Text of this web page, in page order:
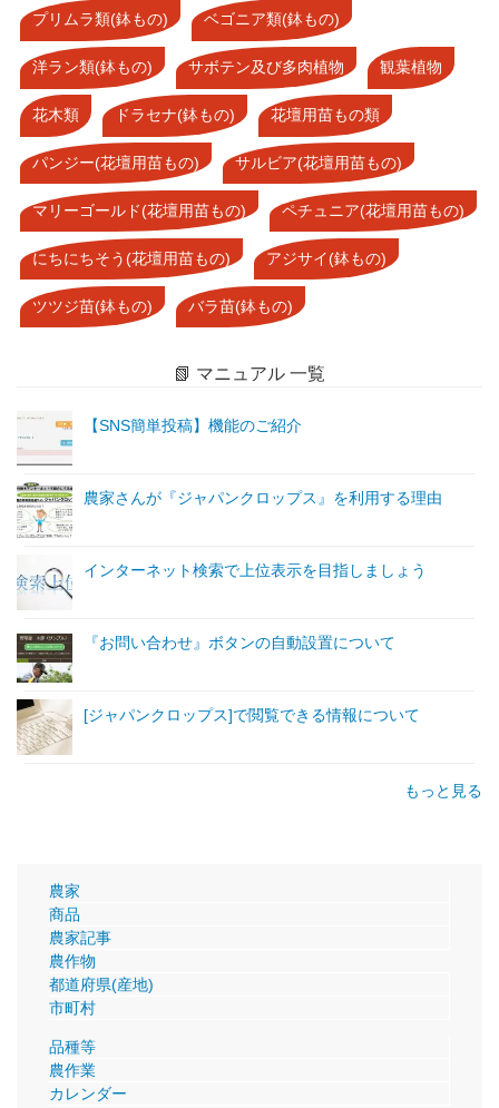
プリムラ類(鉢もの) ベゴニア類(鉢もの)
洋ラン類(鉢もの) サボテン及び多肉植物 観葉植物
花木類 ドラセナ(鉢もの) 花壇用苗もの類
パンジー(花壇用苗もの) サルビア(花壇用苗もの)
マリーゴールド(花壇用苗もの) ペチュニア(花壇用苗もの)
にちにちそう(花壇用苗もの) アジサイ(鉢もの)
ツツジ苗(鉢もの) バラ苗(鉢もの)
📗 マニュアル 一覧
【SNS簡単投稿】機能のご紹介
農家さんが『ジャパンクロップス』を利用する理由
インターネット検索で上位表示を目指しましょう
『お問い合わせ』ボタンの自動設置について
[ジャパンクロップス]で閲覧できる情報について
もっと見る
農家
商品
農家記事
農作物
都道府県(産地)
市町村
品種等
農作業
カレンダー